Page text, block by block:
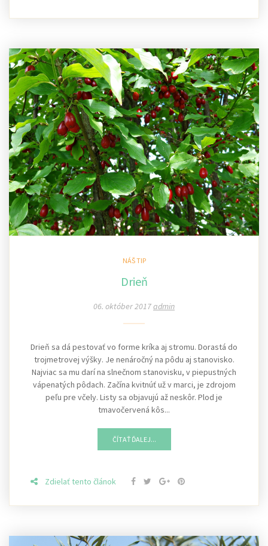
NÁŠ TIP
Drieň
06. október 2017admin
Drieň sa dá pestovať vo forme kríka aj stromu. Dorastá do
trojmetrovej výšky. Je nenáročný na pôdu aj stanovisko.
Najviac sa mu darí na slnečnom stanovisku, v piepustných
vápenatých pôdach. Začína kvitnúť už v marci, je zdrojom
peľu pre včely. Listy sa objavujú až neskôr. Plod je
tmavočervená kôs...
ČÍTAŤ ĎALEJ...
Zdielať tento článok